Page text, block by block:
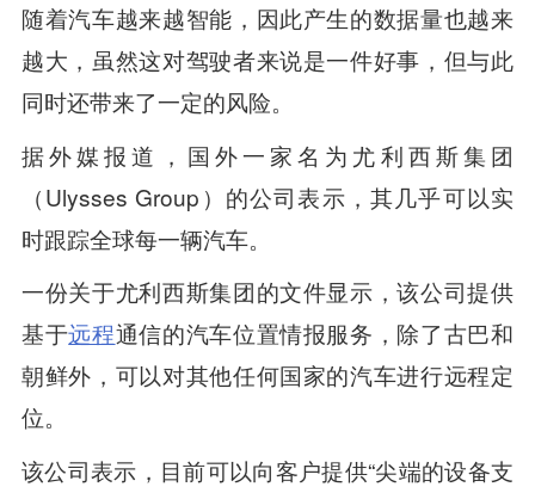
随着汽车越来越智能，因此产生的数据量也越来
越大，虽然这对驾驶者来说是一件好事，但与此
同时还带来了一定的风险。
据外媒报道，国外一家名为尤利西斯集团
（Ulysses Group）的公司表示，其几乎可以实
时跟踪全球每一辆汽车。
一份关于尤利西斯集团的文件显示，该公司提供
基于远程通信的汽车位置情报服务，除了古巴和
朝鲜外，可以对其他任何国家的汽车进行远程定
位。
该公司表示，目前可以向客户提供“尖端的设备支